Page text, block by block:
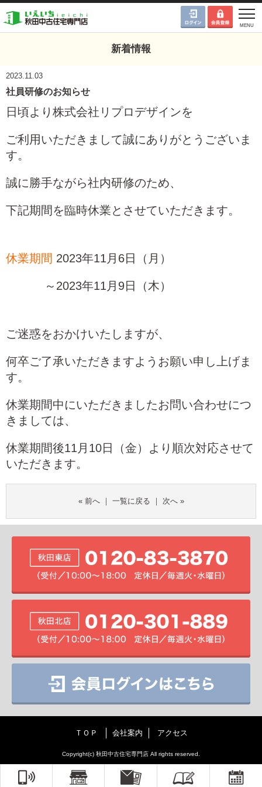
新着情報
2023.11.03
社員研修のお知らせ
日頃より株式会社リプロデザインを
ご利用いただきまして誠にありがとうございま
す。
誠に勝手ながら社内研修のため、
下記期間を臨時休業とさせていただきます。
休業期間 2023年11月6日（月）
～2023年11月9日（木）
ご迷惑をおかけいたしますが、
何卒ご了承いただきますようお願い申し上げま
す。
休業期間中にいただきましたお問い合わせにつ
きましては、
休業期間後11月10日（金）より順次対応させて
いただきます。
« 前へ｜ 一覧に戻る ｜ 次へ»
ＴＯＰ 会社案内 アクセス
Copyright(c) 秋田中古住宅専門店 All rights reserved.